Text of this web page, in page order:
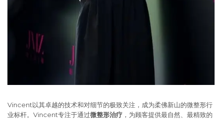
Vincent以其卓越的技术和对细节的极致关注，成为柔佛新山的微整形行
业标杆。Vincent专注于通过微整形治疗 ，为顾客提供最自然、最精致的